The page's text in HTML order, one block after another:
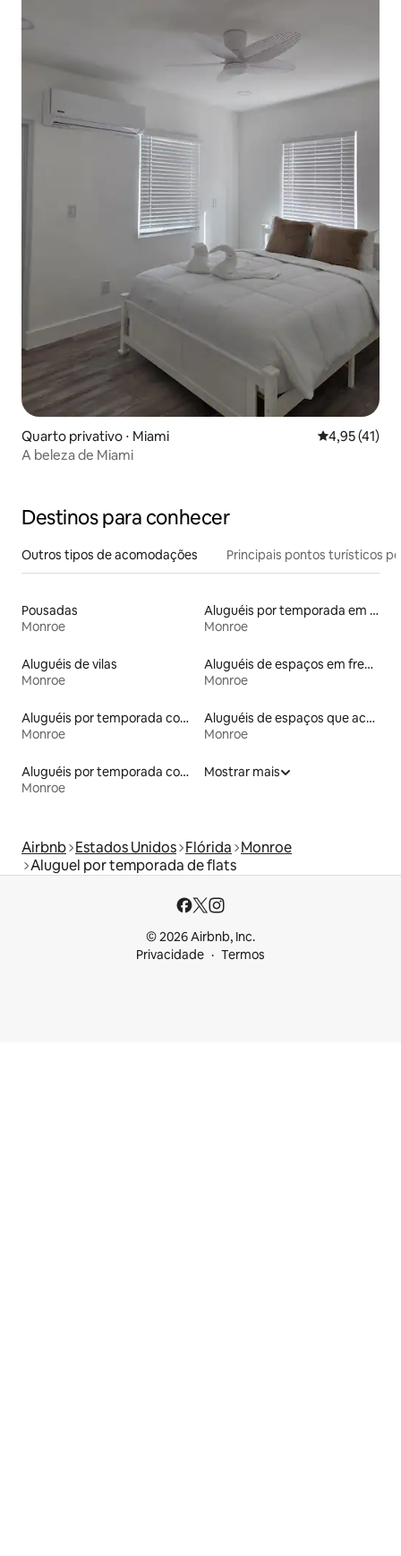
Quarto privativo ⋅ Miami 4,95 de uma
4,95 (41)
A beleza de Miami
Destinos para conhecer
Outros tipos de acomodações Principais pontos turísticos
Pousadas
Monroe
Aluguéis por temporada em resorts
Monroe
Aluguéis de vilas
Monroe
Aluguéis de espaços em frente à praia
Monroe
Aluguéis por temporada com banheira de hidromassagem
Monroe
Aluguéis de espaços que aceitam animais de estimação
Monroe
Aluguéis por temporada com suítes privativas
Monroe
Mostrar mais
Airbnb Estados Unidos Flórida Monroe
Aluguel por temporada de flats
© 2026 Airbnb, Inc.
Privacidade
Termos